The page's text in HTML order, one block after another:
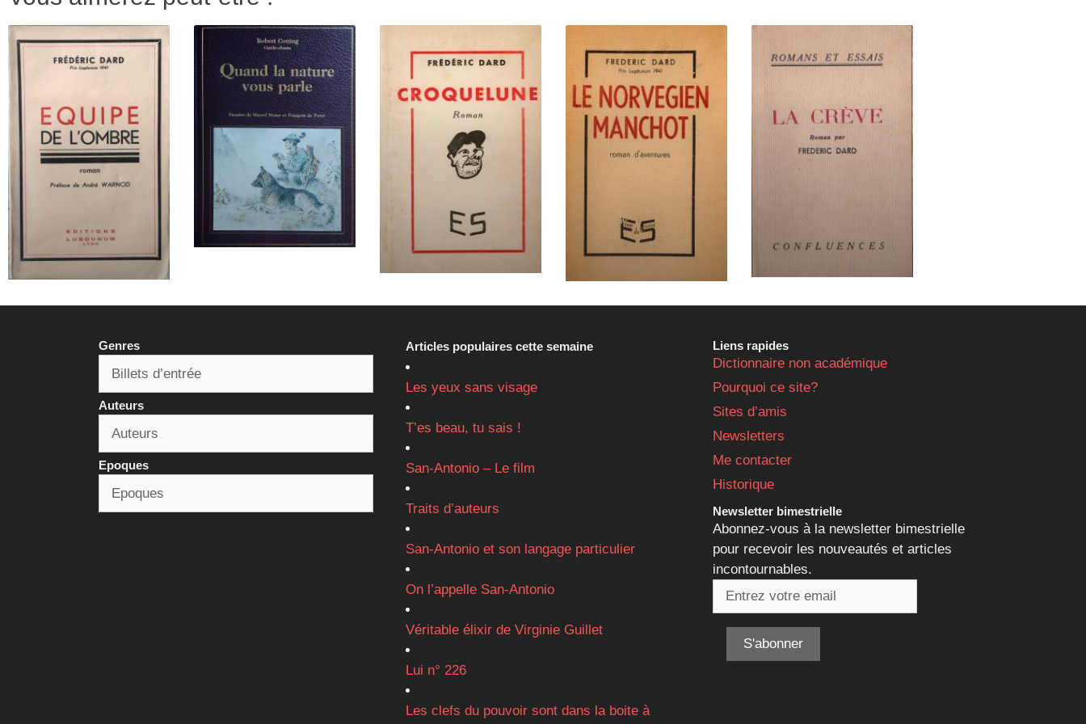
Genres
Auteurs
Epoques
Articles populaires cette semaine
Les yeux sans visage
T’es beau, tu sais !
San-Antonio – Le film
Traits d’auteurs
San-Antonio et son langage particulier
On l’appelle San-Antonio
Véritable élixir de Virginie Guillet
Lui n° 226
Les clefs du pouvoir sont dans la boite à
Liens rapides
Dictionnaire non académique
Pourquoi ce site?
Sites d’amis
Newsletters
Me contacter
Historique
Newsletter bimestrielle
Abonnez-vous à la newsletter bimestrielle
pour recevoir les nouveautés et articles
incontournables.